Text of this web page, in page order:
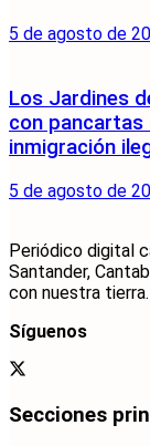
5 de agosto de
Los Jardines
con pancartas
inmigración
5 de agosto de
Periódico digital
Santander,
con nuestra tierra.
Síguenos
Secciones